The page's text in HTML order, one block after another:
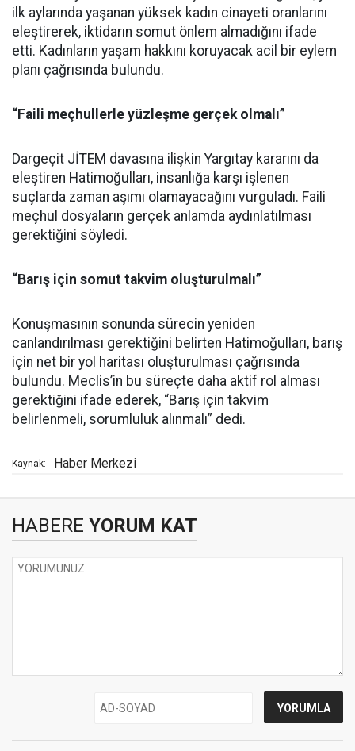
ilk aylarında yaşanan yüksek kadın cinayeti oranlarını
eleştirerek, iktidarın somut önlem almadığını ifade
etti. Kadınların yaşam hakkını koruyacak acil bir eylem
planı çağrısında bulundu.
“Faili meçhullerle yüzleşme gerçek olmalı”
Dargeçit JİTEM davasına ilişkin Yargıtay kararını da
eleştiren Hatimoğulları, insanlığa karşı işlenen
suçlarda zaman aşımı olamayacağını vurguladı. Faili
meçhul dosyaların gerçek anlamda aydınlatılması
gerektiğini söyledi.
“Barış için somut takvim oluşturulmalı”
Konuşmasının sonunda sürecin yeniden
canlandırılması gerektiğini belirten Hatimoğulları, barış
için net bir yol haritası oluşturulması çağrısında
bulundu. Meclis’in bu süreçte daha aktif rol alması
gerektiğini ifade ederek, “Barış için takvim
belirlenmeli, sorumluluk alınmalı” dedi.
Kaynak: Haber Merkezi
HABERE YORUM KAT